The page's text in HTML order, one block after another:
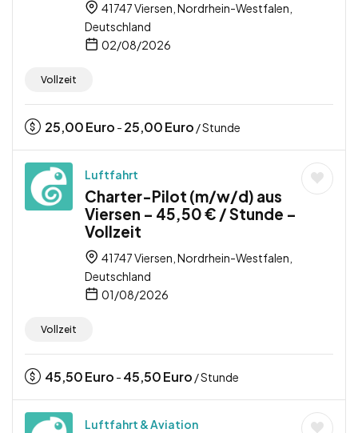
41747 Viersen, Nordrhein-Westfalen,
Deutschland
02/08/2026
Vollzeit
25,00Euro - 25,00Euro / Stunde
Luftfahrt
Charter-Pilot (m/w/d) aus
Viersen – 45,50 € / Stunde –
Vollzeit
41747 Viersen, Nordrhein-Westfalen,
Deutschland
01/08/2026
Vollzeit
45,50Euro - 45,50Euro / Stunde
Luftfahrt & Aviation